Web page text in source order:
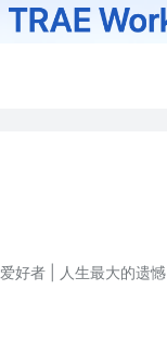
好者 | 人生最大的遗憾